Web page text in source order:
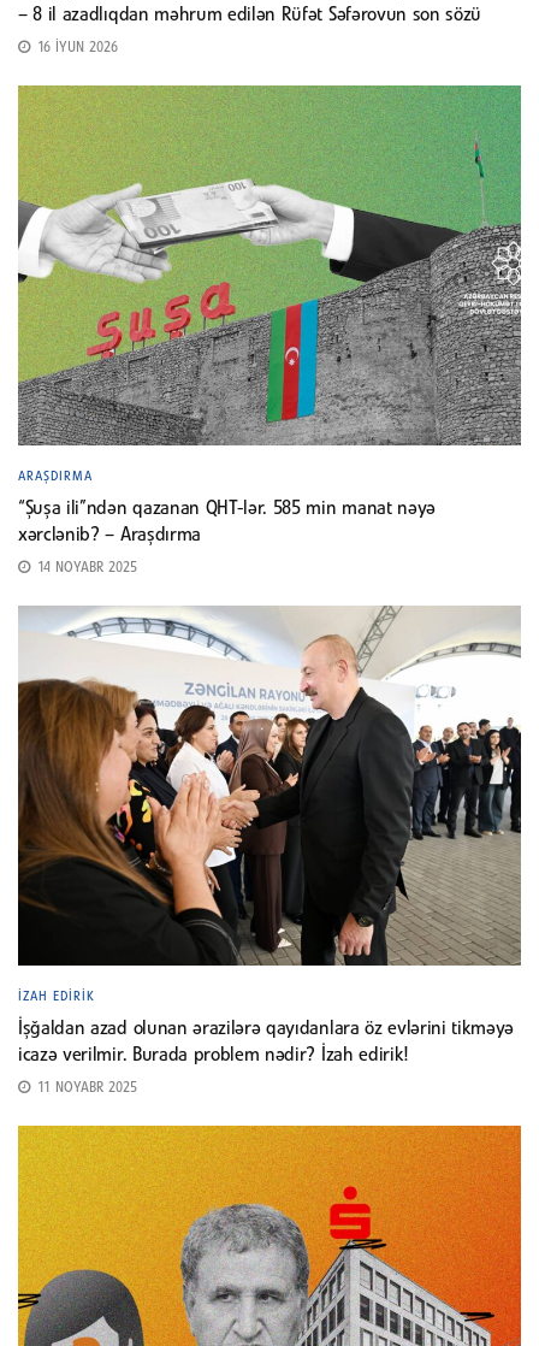
– 8 il azadlıqdan məhrum edilən Rüfət Səfərovun son sözü
16 İYUN 2026
ARAŞDIRMA
“Şuşa ili”ndən qazanan QHT-lər. 585 min manat nəyə
xərclənib? – Araşdırma
14 NOYABR 2025
İZAH EDIRIK
İşğaldan azad olunan ərazilərə qayıdanlara öz evlərini tikməyə
icazə verilmir. Burada problem nədir? İzah edirik!
11 NOYABR 2025